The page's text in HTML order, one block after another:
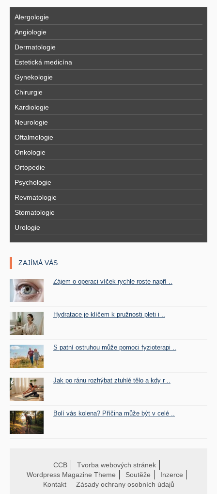
Alergologie
Angiologie
Dermatologie
Estetická medicína
Gynekologie
Chirurgie
Kardiologie
Neurologie
Oftalmologie
Onkologie
Ortopedie
Psychologie
Revmatologie
Stomatologie
Urologie
ZAJÍMÁ VÁS
Zájem o operaci víček rychle roste napří ..
Hydratace je klíčem k pružnosti pleti i ..
S patní ostruhou může pomoci fyzioterapi ..
Jak po ránu rozhýbat ztuhlé tělo a kdy r ..
Bolí vás kolena? Příčina může být v celé ..
CCB
Tvorba webových stránek
Wordpress Magazine Theme
Soutěže
Inzerce
Kontakt
Zásady ochrany osobních údajů